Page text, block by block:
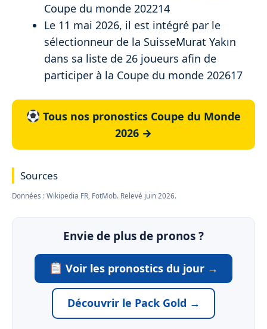
Coupe du monde 202214
Le 11 mai 2026, il est intégré par le
sélectionneur de la SuisseMurat Yakın
dans sa liste de 26 joueurs afin de
participer à la Coupe du monde 202617
Tous nos pronostics Coupe du Monde
2026 →
Sources
Données : Wikipedia FR, FotMob. Relevé juin 2026.
Envie de plus de pronos ?
Voir les pronostics du jour →
Découvrir le Pack Gold →